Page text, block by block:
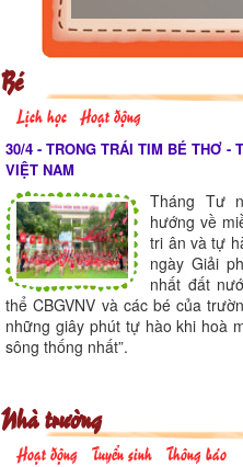
Bé
Lịch học Hoạt động
30/4 - TRONG TRÁI TIM BÉ THƠ -
VIỆT NAM
Tháng Tư
hướng về
tri ân và tự
ngày Giải
nhất đất
thể CBGVNV và các bé của
những giây phút tự hào khi hoà
sông thống nhất”.
Nhà trường
Hoạt động Tuyển sinh Thông báo